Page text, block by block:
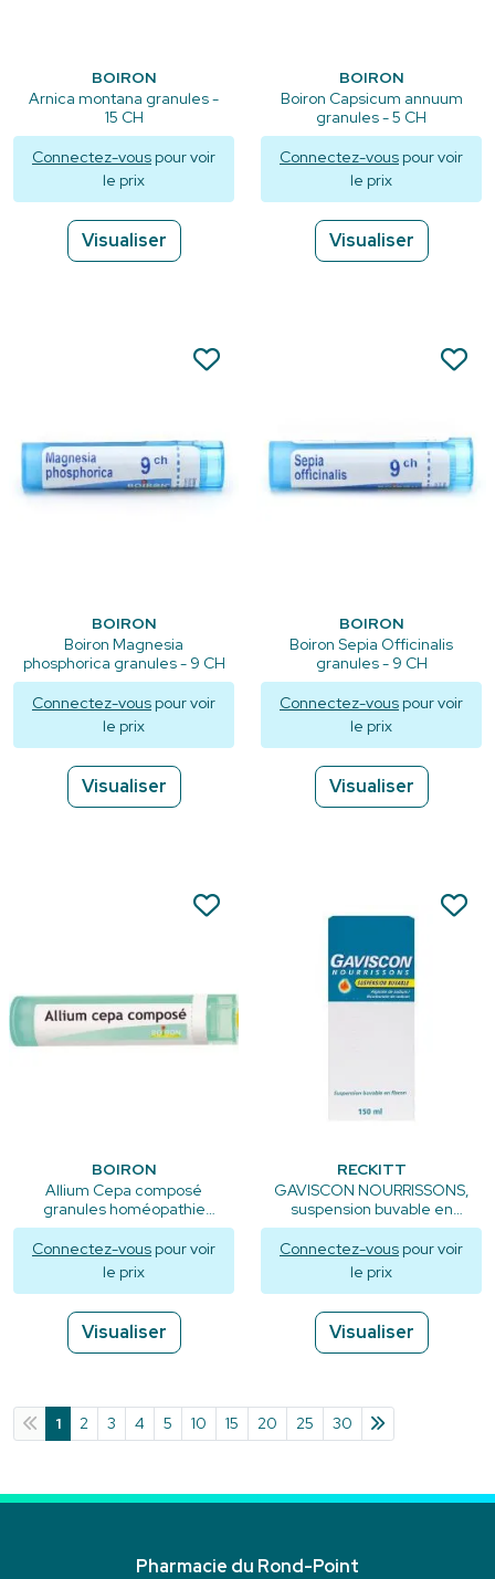
BOIRON
Arnica montana granules -
15 CH
Connectez-vous pour voir
le prix
Visualiser
BOIRON
Boiron Capsicum annuum
granules - 5 CH
Connectez-vous pour voir
le prix
Visualiser
BOIRON
Boiron Magnesia
phosphorica granules - 9 CH
Connectez-vous pour voir
le prix
Visualiser
BOIRON
Boiron Sepia Officinalis
granules - 9 CH
Connectez-vous pour voir
le prix
Visualiser
BOIRON
Allium Cepa composé
granules homéopathie
Boiron
Connectez-vous pour voir
le prix
Visualiser
RECKITT
GAVISCON NOURRISSONS,
suspension buvable en
flacon - 150ml
Connectez-vous pour voir
le prix
Visualiser
1 2 3 4 5 10 15 20 25 30
Pharmacie du Rond-Point